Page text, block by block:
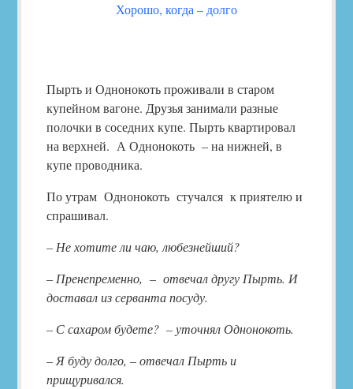
Хорошо, когда – долго
Пырть и Однонокоть проживали в старом
купейном вагоне. Друзья занимали разные
полочки в соседних купе. Пырть квартировал
на верхней. А Однонокоть – на нижней, в
купе проводника.
По утрам Однонокоть стучался к приятелю и
спрашивал.
– Не хотите ли чаю, любезнейший?
– Пренепременно, – отвечал другу Пырть. И
доставал из серванта посуду.
– С сахаром будете? – уточнял Однонокоть.
– Я буду долго, – отвечал Пырть и
прищуривался.